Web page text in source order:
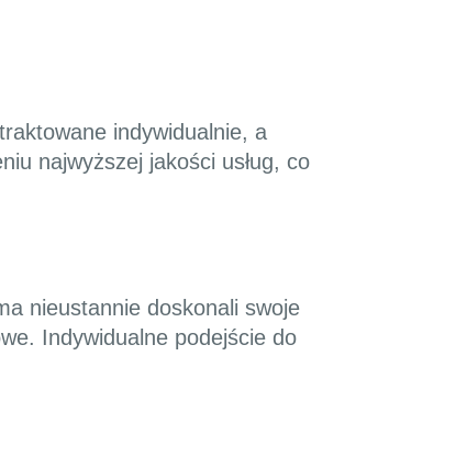
indywidualnie, a
najwyższej jakości usług, co
nieustannie doskonali swoje
Indywidualne podejście do